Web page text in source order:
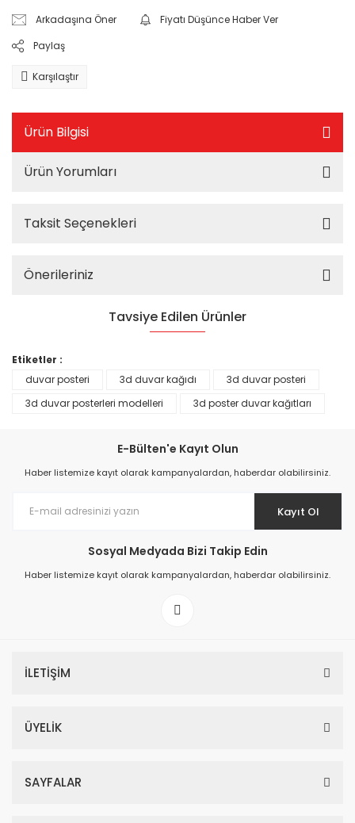
Arkadaşına Öner
Fiyatı Düşünce Haber Ver
Paylaş
Karşılaştır
Ürün Bilgisi
Ürün Yorumları
Taksit Seçenekleri
Önerileriniz
Tavsiye Edilen Ürünler
Etiketler :
duvar posteri
3d duvar kağıdı
3d duvar posteri
3d duvar posterleri modelleri
3d poster duvar kağıtları
E-Bülten'e Kayıt Olun
Haber listemize kayıt olarak kampanyalardan, haberdar olabilirsiniz.
Kayıt Ol
Sosyal Medyada Bizi Takip Edin
Haber listemize kayıt olarak kampanyalardan, haberdar olabilirsiniz.
İLETİŞİM
ÜYELİK
SAYFALAR